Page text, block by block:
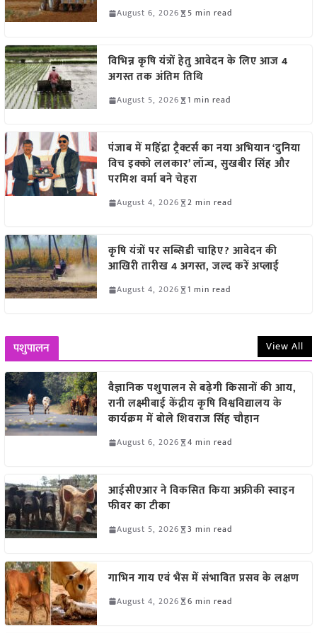
August 6, 2026 5 min read
विभिन्न कृषि यंत्रों हेतु आवेदन के लिए आज 4
अगस्त तक अंतिम तिथि
August 5, 2026 1 min read
पंजाब में महिंद्रा ट्रैक्टर्स का नया अभियान ‘दुनिया
विच इक्को ललकार’ लॉन्च, सुखबीर सिंह और
परमिश वर्मा बने चेहरा
August 4, 2026 2 min read
कृषि यंत्रों पर सब्सिडी चाहिए? आवेदन की
आखिरी तारीख 4 अगस्त, जल्द करें अप्लाई
August 4, 2026 1 min read
पशुपालन View All
वैज्ञानिक पशुपालन से बढ़ेगी किसानों की आय,
रानी लक्ष्मीबाई केंद्रीय कृषि विश्वविद्यालय के
कार्यक्रम में बोले शिवराज सिंह चौहान
August 6, 2026 4 min read
आईसीएआर ने विकसित किया अफ्रीकी स्वाइन
फीवर का टीका
August 5, 2026 3 min read
गाभिन गाय एवं भैंस में संभावित प्रसव के लक्षण
August 4, 2026 6 min read